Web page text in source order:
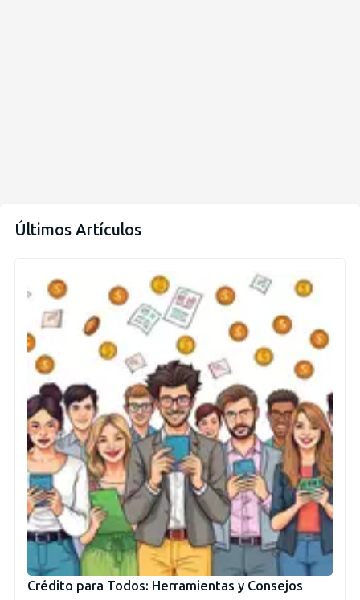
Últimos Artículos
Crédito para Todos: Herramientas y Consejos